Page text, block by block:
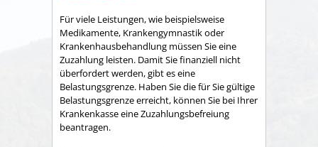
Für viele Leistungen, wie beispielsweise
Medikamente, Krankengymnastik oder
Krankenhausbehandlung müssen Sie eine
Zuzahlung leisten. Damit Sie finanziell nicht
überfordert werden, gibt es eine
Belastungsgrenze. Haben Sie die für Sie gültige
Belastungsgrenze erreicht, können Sie bei Ihrer
Krankenkasse eine Zuzahlungsbefreiung
beantragen.